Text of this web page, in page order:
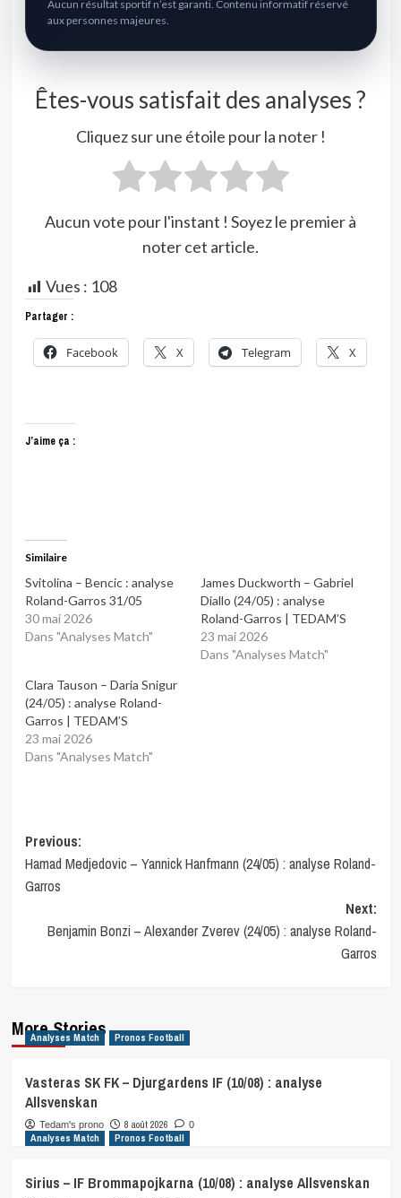
Aucun résultat sportif n’est garanti. Contenu informatif réservé
aux personnes majeures.
Êtes-vous satisfait des analyses ?
Cliquez sur une étoile pour la noter !
Aucun vote pour l'instant ! Soyez le premier à
noter cet article.
Vues : 108
Partager :
Facebook X Telegram X
J’aime ça :
Similaire
Svitolina – Bencic : analyse
Roland-Garros 31/05
30 mai 2026
Dans "Analyses Match"
James Duckworth – Gabriel
Diallo (24/05) : analyse
Roland-Garros | TEDAM’S
23 mai 2026
Dans "Analyses Match"
Clara Tauson – Daria Snigur
(24/05) : analyse Roland-
Garros | TEDAM’S
23 mai 2026
Dans "Analyses Match"
Post
navigation
Previous:
Hamad Medjedovic – Yannick Hanfmann (24/05) : analyse Roland-
Garros
Next:
Benjamin Bonzi – Alexander Zverev (24/05) : analyse Roland-
Garros
More Stories
Analyses Match Pronos Football
Vasteras SK FK – Djurgardens IF (10/08) : analyse
Allsvenskan
Tedam's prono 8 août 2026 0
Analyses Match Pronos Football
Sirius – IF Brommapojkarna (10/08) : analyse Allsvenskan